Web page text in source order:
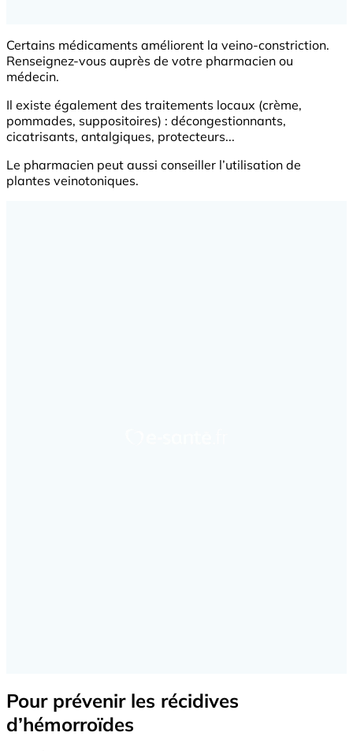
Certains médicaments améliorent la veino-constriction.
Renseignez-vous auprès de votre pharmacien ou
médecin.
Il existe également des traitements locaux (crème,
pommades, suppositoires) : décongestionnants,
cicatrisants, antalgiques, protecteurs...
Le pharmacien peut aussi conseiller l’utilisation de
plantes veinotoniques.
Pour prévenir les récidives
d’hémorroïdes